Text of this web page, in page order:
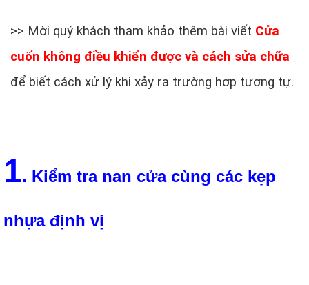
>> Mời quý khách tham khảo thêm bài viết Cửa
cuốn không điều khiển được và cách sửa chữa
để biết cách xử lý khi xảy ra trường hợp tương tự.
1. Kiểm tra nan cửa cùng các kẹp
nhựa định vị